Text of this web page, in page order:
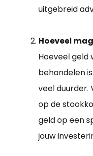
uitgebreid
Hoeveel
Hoeveel geld
behandelen
veel duurder.
op de
geld op een
jouw